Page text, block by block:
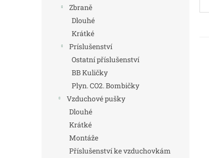
Zbraně
Dlouhé
Krátké
Príslušenství
Ostatní příslušenství
BB Kuličky
Plyn. CO2. Bombičky
Vzduchové pušky
Dlouhé
Krátké
Montáže
Příslušenství ke vzduchovkám